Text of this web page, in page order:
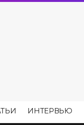
ИНТЕРВЬЮ